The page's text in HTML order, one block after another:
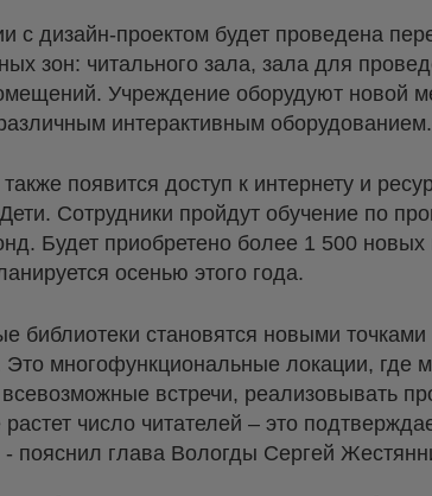
с дизайн-проектом будет проведена
зон: читального зала, зала для
Учреждение оборудуют новой
интерактивным оборудованием.
появится доступ к интернету и
Сотрудники пройдут обучение по
Будет приобретено более 1 500
осенью этого года.
библиотеки становятся новыми
Это многофункциональные локации, где
встречи, реализовывать
растет число читателей – это
- пояснил глава Вологды Сергей